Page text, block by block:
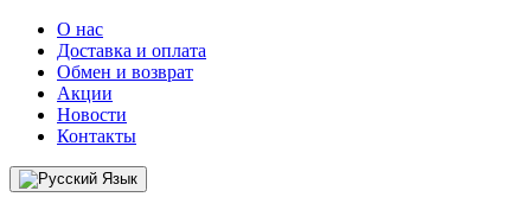
О нас
Доставка и оплата
Обмен и возврат
Акции
Новости
Контакты
Язык